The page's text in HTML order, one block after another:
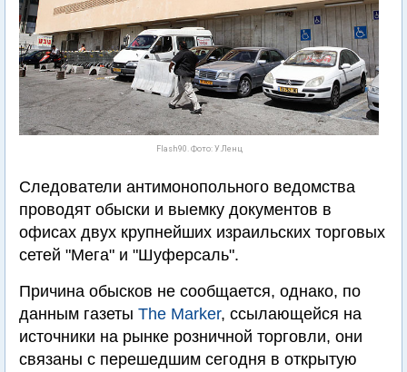
Flash90. Фото: У.Ленц
Следователи антимонопольного ведомства
проводят обыски и выемку документов в
офисах двух крупнейших израильских торговых
сетей "Мега" и "Шуферсаль".
Причина обысков не сообщается, однако, по
данным газеты The Marker, ссылающейся на
источники на рынке розничной торговли, они
связаны с перешедшим сегодня в открытую